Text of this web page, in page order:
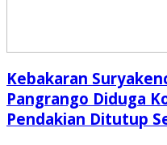
Kebakaran
Pangrango Diduga
Pendakian Ditutup